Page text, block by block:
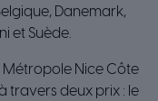
Danemark,
et Suède.
Métropole Nice Côte
travers deux prix : le